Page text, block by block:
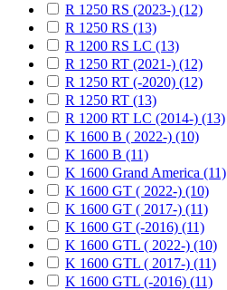
R 1250 RS (2023-) (12)
R 1250 RS (13)
R 1200 RS LC (13)
R 1250 RT (2021-) (12)
R 1250 RT (-2020) (12)
R 1250 RT (13)
R 1200 RT LC (2014-) (13)
K 1600 B ( 2022-) (10)
K 1600 B (11)
K 1600 Grand America (11)
K 1600 GT ( 2022-) (10)
K 1600 GT ( 2017-) (11)
K 1600 GT (-2016) (11)
K 1600 GTL ( 2022-) (10)
K 1600 GTL ( 2017-) (11)
K 1600 GTL (-2016) (11)